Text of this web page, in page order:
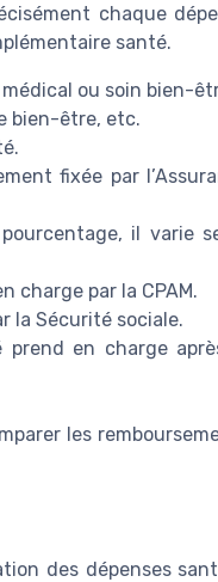
chaque
santé.
ou soin bien-
bien-être, etc.
fixée par
il varie
charge par la CPAM.
la Sécurité sociale.
prend en charge
les
des dépenses